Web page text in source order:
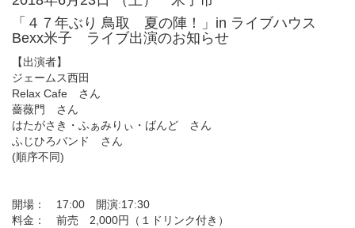
「４７年ぶり 鳥取 夏の陣！」in ライブハウス
Bexx米子 ライブ出演のお知らせ
【出演者】
ジェームス西田
Relax Cafe さん
薔薇門 さん
はたがさき・ふぁみりぃ・ばんど さん
ふじひろバンド さん
(順序不同)
開場： 17:00 開演:17:30
料金： 前売 2,000円（１ドリンク付き）